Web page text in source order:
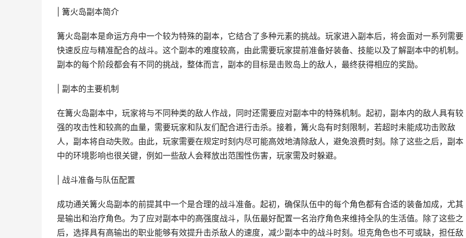
| 篝火岛副本简介
篝火岛副本是命运方舟中一个较为特殊的副本，它结合了多种元素的挑战。玩家进入副本后，将会面对一系列需要
快速反应与精准配合的战斗。这个副本的难度较高，由此需要玩家提前准备好装备、技能以及了解副本中的机制。
副本的每个阶段都会有不同的挑战，整体而言，副本的目标是击败岛上的敌人，最终获得相应的奖励。
| 副本的主要机制
在篝火岛副本中，玩家将与不同种类的敌人作战，同时还需要应对副本中的特殊机制。起初，副本内的敌人具有较
强的攻击性和较高的血量，需要玩家和队友们配合进行击杀。接着，篝火岛有时刻限制，若超时未能成功击败敌
人，副本将自动失败。由此，玩家需要在规定时刻内尽可能高效地清除敌人，避免浪费时刻。除了这些之后，副本
中的环境影响也很关键，例如一些敌人会释放出范围性伤害，玩家需及时躲避。
| 战斗准备与队伍配置
成功通关篝火岛副本的前提其中一个是合理的战斗准备。起初，确保队伍中的每个角色都有合适的装备加成，尤其
是输出和治疗角色。为了应对副本中的高强度战斗，队伍最好配置一名治疗角色来维持全队的生活值。除了这些之
后，选择具有高输出的职业能够有效提升击杀敌人的速度，减少副本中的战斗时刻。坦克角色也不可或缺，担任敌